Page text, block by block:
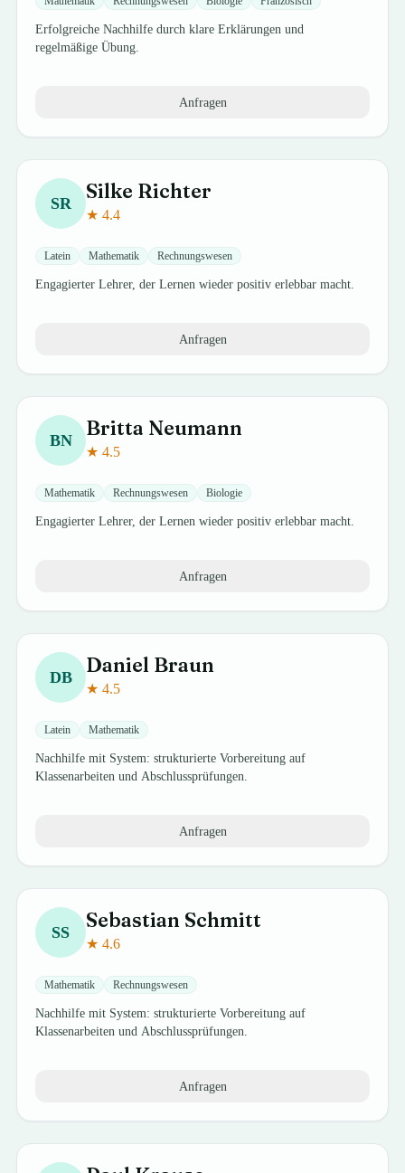
Erfolgreiche Nachhilfe durch klare Erklärungen und
regelmäßige Übung.
Anfragen
SR Silke Richter
★4.4
Latein Mathematik Rechnungswesen
Engagierter Lehrer, der Lernen wieder positiv erlebbar macht.
Anfragen
BN Britta Neumann
★4.5
Mathematik Rechnungswesen Biologie
Engagierter Lehrer, der Lernen wieder positiv erlebbar macht.
Anfragen
DB Daniel Braun
★4.5
Latein Mathematik
Nachhilfe mit System: strukturierte Vorbereitung auf
Klassenarbeiten und Abschlussprüfungen.
Anfragen
SS Sebastian Schmitt
★4.6
Mathematik Rechnungswesen
Nachhilfe mit System: strukturierte Vorbereitung auf
Klassenarbeiten und Abschlussprüfungen.
Anfragen